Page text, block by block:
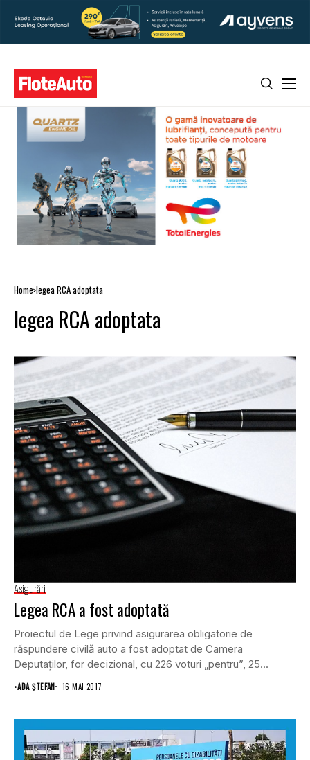
Home legea RCA adoptata
legea RCA adoptata
Asigurări
Legea RCA a fost adoptată
Proiectul de Lege privind asigurarea obligatorie de
răspundere civilă auto a fost adoptat de Camera
Deputaţilor, for decizional, cu 226 voturi „pentru”, 25...
•ADA ȘTEFAN 16 MAI 2017